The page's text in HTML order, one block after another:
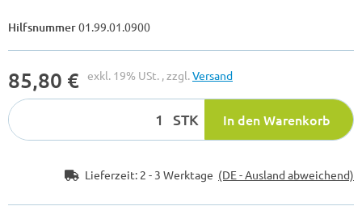
Hilfsnummer01.99.01.0900
85,80 € exkl. 19% USt. , zzgl.Versand
STK In den Warenkorb
Lieferzeit: 2 - 3 Werktage (DE - Ausland abweichend)